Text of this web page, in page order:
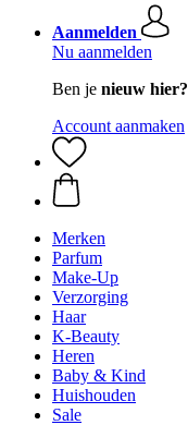
Aanmelden
Nu aanmelden
Ben je nieuw hier?
Account aanmaken
Merken
Parfum
Make-Up
Verzorging
Haar
K-Beauty
Heren
Baby & Kind
Huishouden
Sale